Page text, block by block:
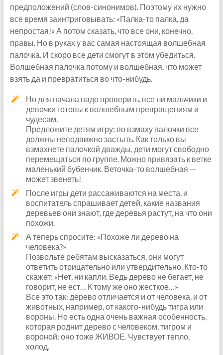
предположений (слов-синонимов). Поэтому их нужно
все время заинтриговывать: «Палка-то палка, да
непростая!» А потом сказать, что все они, конечно,
правы. Но в руках у вас самая настоящая волшебная
палочка. И скоро все дети смогут в этом убедиться.
Волшебная палочка потому и волшебная, что может
взять да и превратиться во что-нибудь.
Но для начала надо проверить, все ли мальчики и
девочки готовы к волшебным превращениям и
чудесам.
Предложите детям игру: по взмаху палочки все
должны неподвижно застыть. Как только вы
взмахнете палочкой дважды, дети могут свободно
перемещаться по группе. Можно привязать к ветке
маленький бубенчик. Веточка-то волшебная —
может звенеть!
После игры дети рассаживаются на места, и
воспитатель спрашивает детей, какие названия
деревьев они знают, где деревья растут, на что они
похожи.
А теперь спросите: «Похоже ли дерево на
человека?»
Позвольте ребятам высказаться, они могут
ответить отрицательно или утвердительно. Кто-то
скажет: «Нет, ни капли. Ведь дерево не бегает, не
говорит, не ест… К тому же оно жесткое…»
Все это так: дерево отличается и от человека, и от
животных, например, от какого-нибудь тигра или
вороны. Но есть одна очень важная особенность,
которая роднит дерево с человеком, тигром и
вороной: оно тоже ЖИВОЕ. Чувствует тепло,
холод.